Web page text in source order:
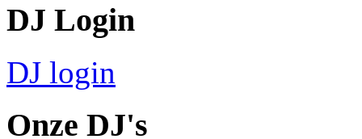
DJ Login
DJ login
Onze DJ's